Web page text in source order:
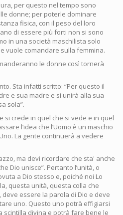
per questo nel tempo sono
donne; per poterle dominare
fisica, con il peso del loro
di essere più forti non si sono
in una società maschilista solo
vuole comandare sulla femmina.
le donne così tornerà
Sta infatti scritto: “Per questo il
e sua madre e si unirà alla sua
sola”.
si crede in quel che si vede e in quel
l’idea che l’Uomo è un maschio
La gente continuerà a vedere
ma devi ricordare che sta' anche
Dio unisce”. Pertanto l’unità, o
a Dio stesso e, poiché noi Lo
questa unità, questa colla che
essere la parola di Dio e deve
uno. Questo uno potrà effigiarsi
scintilla divina e potrà fare bene le